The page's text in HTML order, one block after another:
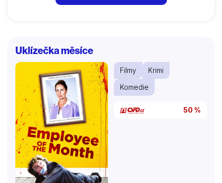
Uklízečka měsíce
Filmy
Krimi
Komedie
50 %